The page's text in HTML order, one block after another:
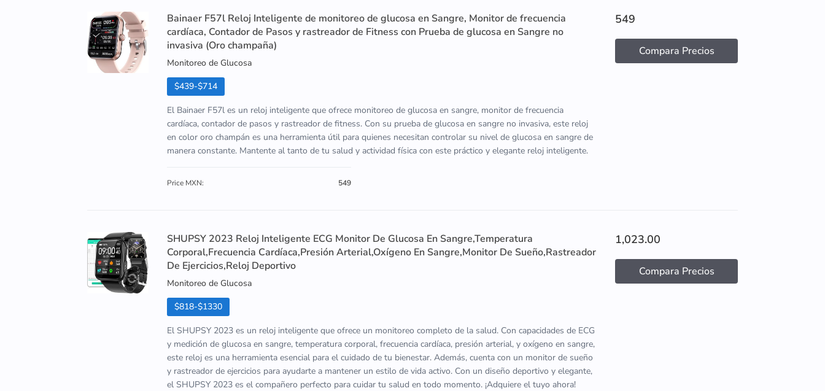
Bainaer F57l Reloj Inteligente de monitoreo de glucosa en Sangre, Monitor de frecuencia
cardíaca, Contador de Pasos y rastreador de Fitness con Prueba de glucosa en Sangre no
invasiva (Oro champaña)
Monitoreo de Glucosa
$439-$714
El Bainaer F57l es un reloj inteligente que ofrece monitoreo de glucosa en sangre, monitor de frecuencia
cardíaca, contador de pasos y rastreador de fitness. Con su prueba de glucosa en sangre no invasiva, este reloj
en color oro champán es una herramienta útil para quienes necesitan controlar su nivel de glucosa en sangre de
manera constante. Mantente al tanto de tu salud y actividad física con este práctico y elegante reloj inteligente.
Price MXN: 549
549
Compara Precios
SHUPSY 2023 Reloj Inteligente ECG Monitor De Glucosa En Sangre,Temperatura
Corporal,Frecuencia Cardíaca,Presión Arterial,Oxígeno En Sangre,Monitor De Sueño,Rastreador
De Ejercicios,Reloj Deportivo
Monitoreo de Glucosa
$818-$1330
El SHUPSY 2023 es un reloj inteligente que ofrece un monitoreo completo de la salud. Con capacidades de ECG
y medición de glucosa en sangre, temperatura corporal, frecuencia cardíaca, presión arterial, y oxígeno en sangre,
este reloj es una herramienta esencial para el cuidado de tu bienestar. Además, cuenta con un monitor de sueño
y rastreador de ejercicios para ayudarte a mantener un estilo de vida activo. Con un diseño deportivo y elegante,
el SHUPSY 2023 es el compañero perfecto para cuidar tu salud en todo momento. ¡Adquiere el tuyo ahora!
1,023.00
Compara Precios